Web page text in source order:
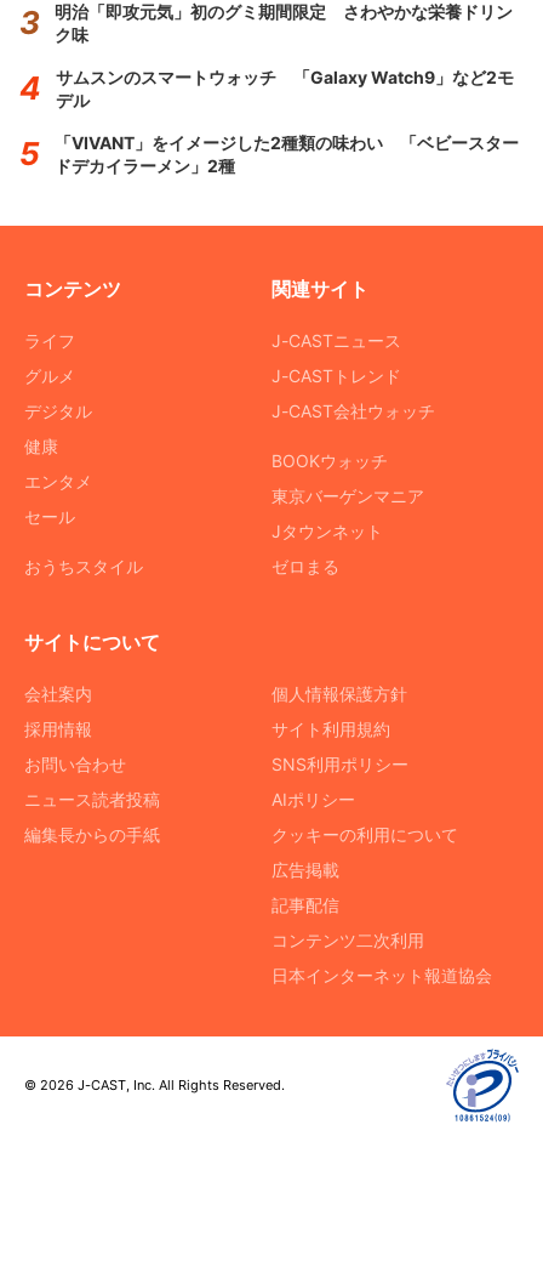
明治「即攻元気」初のグミ期間限定 さわやかな栄養ドリン
ク味
サムスンのスマートウォッチ 「Galaxy Watch9」など2モ
デル
「VIVANT」をイメージした2種類の味わい 「ベビースター
ドデカイラーメン」2種
コンテンツ
ライフ
グルメ
デジタル
健康
エンタメ
セール
おうちスタイル
関連サイト
J-CASTニュース
J-CASTトレンド
J-CAST会社ウォッチ
BOOKウォッチ
東京バーゲンマニア
Jタウンネット
ゼロまる
サイトについて
会社案内
採用情報
お問い合わせ
ニュース読者投稿
編集長からの手紙
個人情報保護方針
サイト利用規約
SNS利用ポリシー
AIポリシー
クッキーの利用について
広告掲載
記事配信
コンテンツ二次利用
日本インターネット報道協会
© 2026 J-CAST, Inc. All Rights Reserved.